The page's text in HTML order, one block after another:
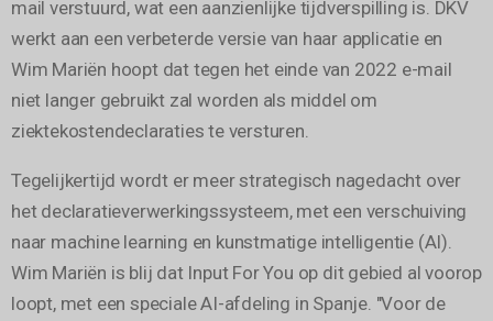
mail verstuurd, wat een aanzienlijke tijdverspilling is. DKV
werkt aan een verbeterde versie van haar applicatie en
Wim Mariën hoopt dat tegen het einde van 2022 e-mail
niet langer gebruikt zal worden als middel om
ziektekostendeclaraties te versturen.
Tegelijkertijd wordt er meer strategisch nagedacht over
het declaratieverwerkingssysteem, met een verschuiving
naar machine learning en kunstmatige intelligentie (AI).
Wim Mariën is blij dat Input For You op dit gebied al voorop
loopt, met een speciale AI-afdeling in Spanje. "Voor de